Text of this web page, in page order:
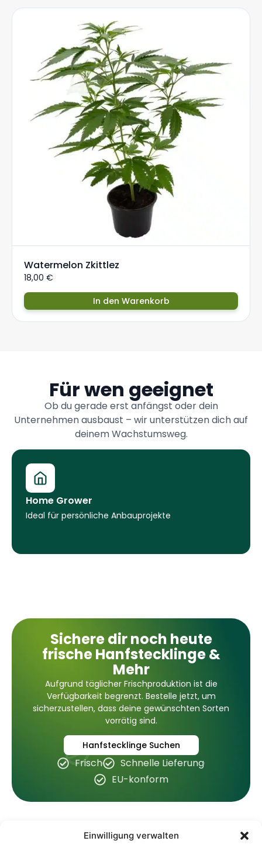
Einwilligung verwalten
Watermelon Zkittlez
18,00 €
In den Warenkorb
Für wen geeignet
Ob du gerade erst anfängst oder dein
Unternehmen ausbaust – wir unterstützen dich auf
deinem Wachstumsweg.
Home Grower
Ideal für persönliche Anbauprojekte
Sichere dir noch heute
frische Hanfstecklinge &
Mehr
Aufgrund täglicher Frischproduktion ist die
Verfügbarkeit begrenzt. Bestelle jetzt, um
sicherzustellen, dass deine gewünschten Sorten
vorrätig sind.
Hanfstecklinge Suchen
Frisch
Schnelle Lieferung
EU-konform